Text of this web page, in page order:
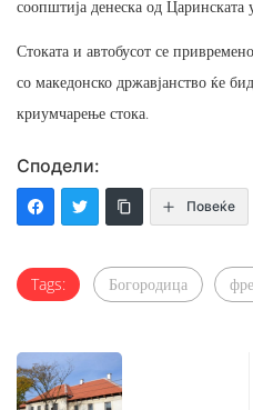
соопштија денеска од Царинската
Стоката и автобусот се
со македонско државјанство ќе
криумчарење стока.
Сподели:
Повеќе
Tags: Богородица